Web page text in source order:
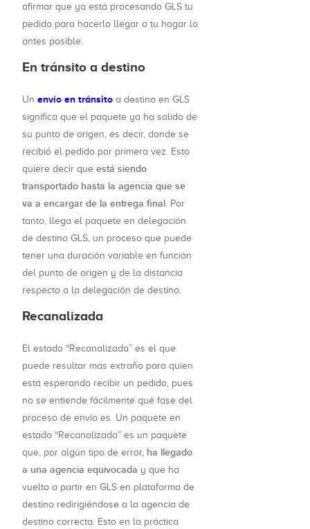
afirmar que ya está procesando GLS tu
pedido para hacerlo llegar a tu hogar lo
antes posible.
En tránsito a destino
Un envío en tránsito a destino en GLS
significa que el paquete ya ha salido de
su punto de origen, es decir, donde se
recibió el pedido por primera vez. Esto
quiere decir que está siendo
transportado hasta la agencia que se
va a encargar de la entrega final . Por
tanto, llega el paquete en delegación
de destino GLS, un proceso que puede
tener una duración variable en función
del punto de origen y de la distancia
respecto a la delegación de destino.
Recanalizada
El estado “Recanalizada” es el que
puede resultar más extraño para quien
está esperando recibir un pedido, pues
no se entiende fácilmente qué fase del
proceso de envío es. Un paquete en
estado “Recanalizada” es un paquete
que, por algún tipo de error, ha llegado
a una agencia equivocada y que ha
vuelto a partir en GLS en plataforma de
destino redirigiéndose a la agencia de
destino correcta. Esto en la práctica